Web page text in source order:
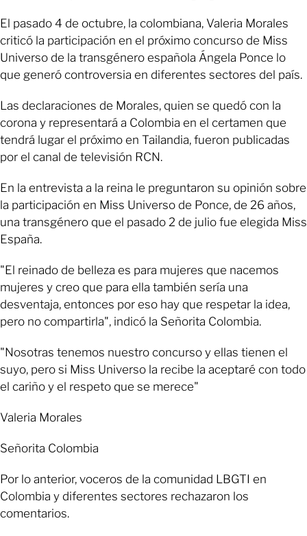
El pasado 4 de octubre, la colombiana, Valeria Morales
criticó la participación en el próximo concurso de Miss
Universo de la transgénero española Ángela Ponce lo
que generó controversia en diferentes sectores del país.
Las declaraciones de Morales, quien se quedó con la
corona y representará a Colombia en el certamen que
tendrá lugar el próximo en Tailandia, fueron publicadas
por el canal de televisión RCN.
En la entrevista a la reina le preguntaron su opinión sobre
la participación en Miss Universo de Ponce, de 26 años,
una transgénero que el pasado 2 de julio fue elegida Miss
España.
"El reinado de belleza es para mujeres que nacemos
mujeres y creo que para ella también sería una
desventaja, entonces por eso hay que respetar la idea,
pero no compartirla", indicó la Señorita Colombia.
"Nosotras tenemos nuestro concurso y ellas tienen el
suyo, pero si Miss Universo la recibe la aceptaré con todo
el cariño y el respeto que se merece"
Valeria Morales
Señorita Colombia
Por lo anterior, voceros de la comunidad LBGTI en
Colombia y diferentes sectores rechazaron los
comentarios.